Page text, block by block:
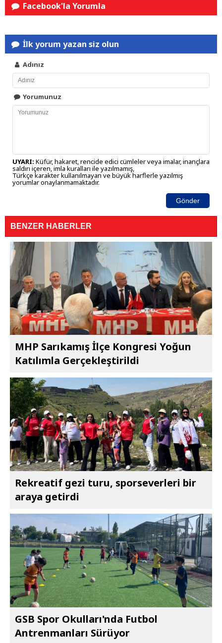
Facebook'la Yorumla
İlk yorum yazan siz olun
Adınız
Yorumunuz
UYARI: Küfür, hakaret, rencide edici cümleler veya imalar, inançlara
saldırı içeren, imla kuralları ile yazılmamış,
Türkçe karakter kullanılmayan ve büyük harflerle yazılmış
yorumlar onaylanmamaktadır.
Gönder
BENZER HABERLER
MHP Sarıkamış İlçe Kongresi Yoğun
Katılımla Gerçekleştirildi
Rekreatif gezi turu, sporseverleri bir
araya getirdi
GSB Spor Okulları'nda Futbol
Antrenmanları Sürüyor